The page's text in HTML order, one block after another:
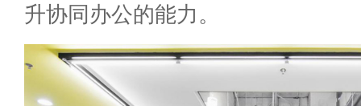
升协同办公的能力。